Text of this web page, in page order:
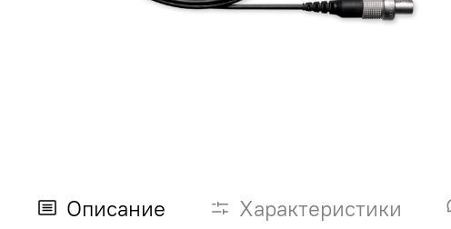
Описание Характеристики